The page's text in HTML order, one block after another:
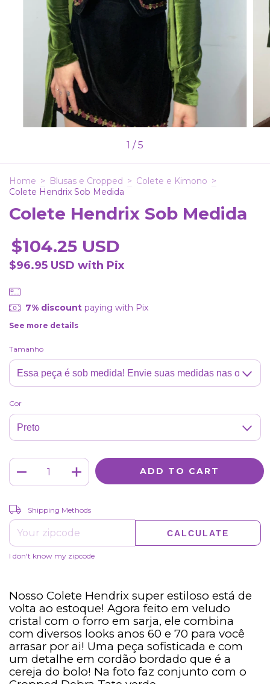
1 /5
Home > Blusas e Cropped > Colete e Kimono >
Colete Hendrix Sob Medida
Colete Hendrix Sob Medida
$104.25 USD
$96.95 USD with Pix
7% discountpaying with Pix
See more details
Tamanho
Cor
Shipping for zipcode:
Shipping Methods
CALCULATE
I don't know my zipcode
Nosso Colete Hendrix super estiloso está de
volta ao estoque! Agora feito em veludo
cristal com o forro em sarja, ele combina
com diversos looks anos 60 e 70 para você
arrasar por ai! Uma peça sofisticada e com
um detalhe em cordão bordado que é a
cereja do bolo! Na foto faz conjunto com o